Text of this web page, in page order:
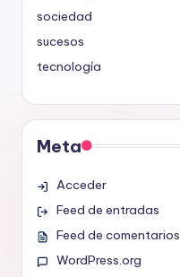
sociedad
sucesos
tecnología
Meta
Acceder
Feed de entradas
Feed de comentarios
WordPress.org